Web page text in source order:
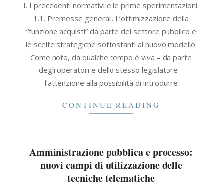
09-
I. I precedenti normativi e le prime sperimentazioni.
1.1. Premesse generali. L’ottimizzazione della
“funzione acquisti” da parte del settore pubblico e
le scelte strategiche sottostanti al nuovo modello.
Come noto, da qualche tempo è viva – da parte
degli operatori e dello stesso legislatore –
l’attenzione alla possibilità di introdurre
CONTINUE READING
Amministrazione pubblica e processo:
nuovi campi di utilizzazione delle
tecniche telematiche